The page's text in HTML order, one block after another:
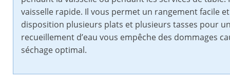
vaisselle rapide. Il vous permet un rangement facile
disposition plusieurs plats et plusieurs tasses pour
recueillement d’eau vous empêche des dommages
séchage optimal.